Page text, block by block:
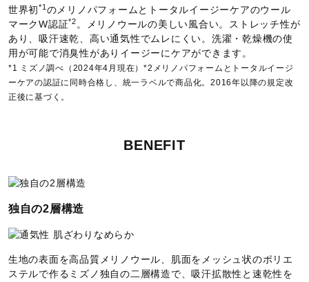
世界初*1 のメリノパフォームとトータルイージーケアのウール
マークW認証*2 。
メリノウールの美しい風合い。ストレッチ性が
あり、吸汗速乾、高い通気性でムレにくい。 洗濯・乾燥機の使
用が可能で消臭性がありイージーにケアができます。
*1 ミズノ調べ（2024年4月現在）*2メリノパフォームとトータルイージ
ーケアの認証に同時合格し、統一ラベルで商品化。2016年以降の規定改
正後に基づく。
BENEFIT
独自の2層構造
生地の表面を高品質メリノウール、肌面をメッシュ状のポリエ
ステルで作るミズノ独自の二層構造で、吸汗拡散性と速乾性を